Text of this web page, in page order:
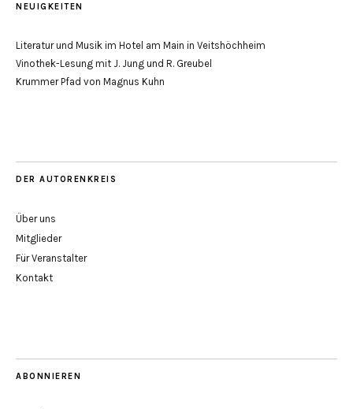
NEUIGKEITEN
Literatur und Musik im Hotel am Main in Veitshöchheim
Vinothek-Lesung mit J. Jung und R. Greubel
Krummer Pfad von Magnus Kuhn
DER AUTORENKREIS
Über uns
Mitglieder
Für Veranstalter
Kontakt
ABONNIEREN